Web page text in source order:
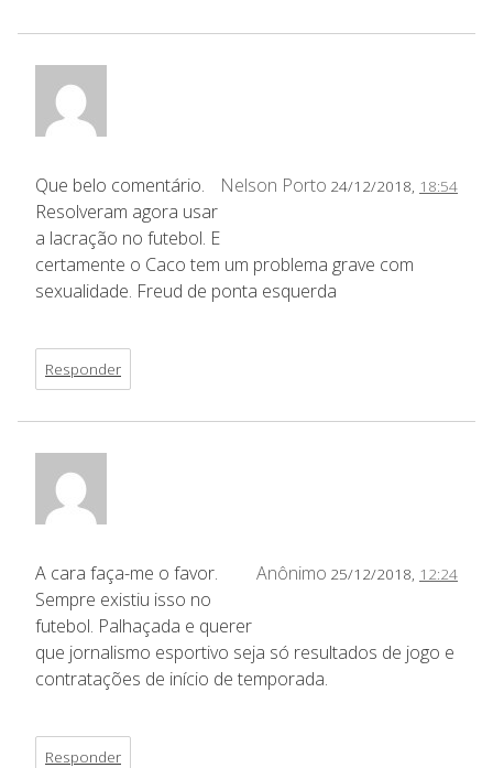
Nelson Porto 24/12/2018, 18:54
Que belo comentário.
Resolveram agora usar
a lacração no futebol. E
certamente o Caco tem um problema grave com
sexualidade. Freud de ponta esquerda
Responder
Anônimo 25/12/2018, 12:24
A cara faça-me o favor.
Sempre existiu isso no
futebol. Palhaçada e querer
que jornalismo esportivo seja só resultados de jogo e
contratações de início de temporada.
Responder